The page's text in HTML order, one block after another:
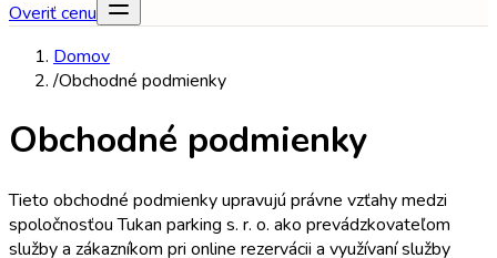
Overiť cenu
Domov
/Obchodné podmienky
Obchodné podmienky
Tieto obchodné podmienky upravujú právne vzťahy medzi
spoločnosťou Tukan parking s. r. o. ako prevádzkovateľom
služby a zákazníkom pri online rezervácii a využívaní služby